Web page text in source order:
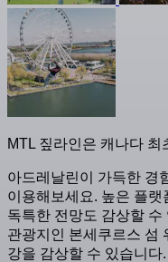
MTL 짚라인은 캐나다
아드레날린이 가득한 경
이용해보세요. 높은 플랫
독특한 전망도 감상할 수
관광지인 본세쿠르스 섬
강을 감상할 수 있습니다.